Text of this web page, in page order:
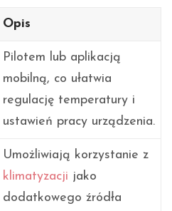
Opis
Pilotem lub aplikacją
mobilną, co ułatwia
regulację temperatury i
ustawień pracy urządzenia.
Umożliwiają korzystanie z
klimatyzacji jako
dodatkowego źródła